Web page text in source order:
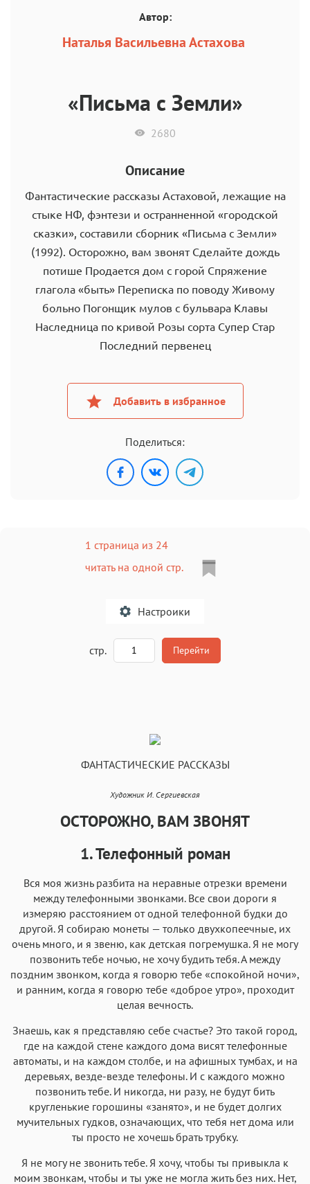
Автор:
Наталья Васильевна Астахова
«Письма с Земли»
2680
Описание
Фантастические рассказы Астаховой, лежащие на
стыке НФ, фэнтези и остранненной «городской
сказки», составили сборник «Письма с Земли»
(1992). Осторожно, вам звонят Сделайте дождь
потише Продается дом с горой Спряжение
глагола «быть» Переписка по поводу Живому
больно Погонщик мулов с бульвара Клавы
Наследница по кривой Розы сорта Супер Стар
Последний первенец
Добавить в избранное
Поделиться:
1 страница из 24
читать на одной стр.
Настроики
Аа
Garamond Fira Sans
Аа Аа
SF Serif
Аа
Helvetica Neue
Аа
Arial Аа
Georgia
Аа
Times New Roman
Аа Аа
Courier New
Аа
Menlo
Аа
стр. Перейти
ФАНТАСТИЧЕСКИЕ РАССКАЗЫ
Художник И. Сергиевская
ОСТОРОЖНО, ВАМ ЗВОНЯТ
1. Телефонный роман
Вся моя жизнь разбита на неравные отрезки времени
между телефонными звонками. Все свои дороги я
измеряю расстоянием от одной телефонной будки до
другой. Я собираю монеты — только двухкопеечные, их
очень много, и я звеню, как детская погремушка. Я не могу
позвонить тебе ночью, не хочу будить тебя. А между
поздним звонком, когда я говорю тебе «спокойной ночи»,
и ранним, когда я говорю тебе «доброе утро», проходит
целая вечность.
Знаешь, как я представляю себе счастье? Это такой город,
где на каждой стене каждого дома висят телефонные
автоматы, и на каждом столбе, и на афишных тумбах, и на
деревьях, везде-везде телефоны. И с каждого можно
позвонить тебе. И никогда, ни разу, не будут бить
кругленькие горошины «занято», и не будет долгих
мучительных гудков, означающих, что тебя нет дома или
ты просто не хочешь брать трубку.
Я не могу не звонить тебе. Я хочу, чтобы ты привыкла к
моим звонкам, чтобы и ты уже не могла жить без них. Нет,